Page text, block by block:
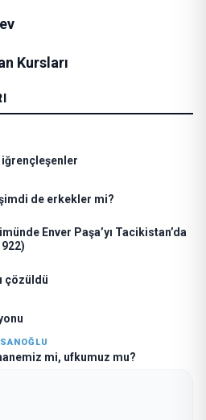
Kursları
de erkekler mi?
Enver Paşa’yı Tacikistan’da
çözüldü
mi, ufkumuz mu?